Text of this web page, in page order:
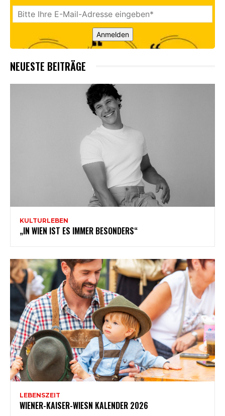
Anmelden
NEUESTE BEITRÄGE
KULTURLEBEN
„IN WIEN IST ES IMMER BESONDERS“
LEBENSZEIT
WIENER-KAISER-WIESN KALENDER 2026